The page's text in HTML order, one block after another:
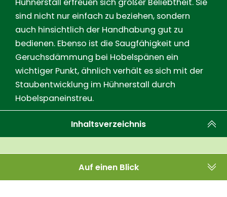
Hühnerstall erfreuen sich großer Beliebtheit. Sie
sind nicht nur einfach zu beziehen, sondern
auch hinsichtlich der Handhabung gut zu
bedienen. Ebenso ist die Saugfähigkeit und
Geruchsdämmung bei Hobelspänen ein
wichtiger Punkt, ähnlich verhält es sich mit der
Staubentwicklung im Hühnerstall durch
Hobelspaneinstreu.
Inhaltsverzeichnis
Auf einen Blick